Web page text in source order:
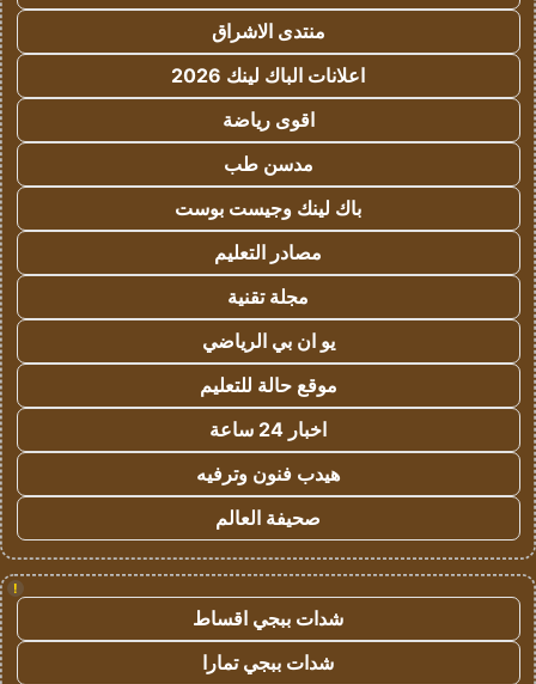
منتدى الاشراق
اعلانات الباك لينك 2026
اقوى رياضة
مدسن طب
باك لينك وجيست بوست
مصادر التعليم
مجلة تقنية
يو ان بي الرياضي
موقع حالة للتعليم
اخبار 24 ساعة
هيدب فنون وترفيه
صحيفة العالم
!
شدات ببجي اقساط
شدات ببجي تمارا